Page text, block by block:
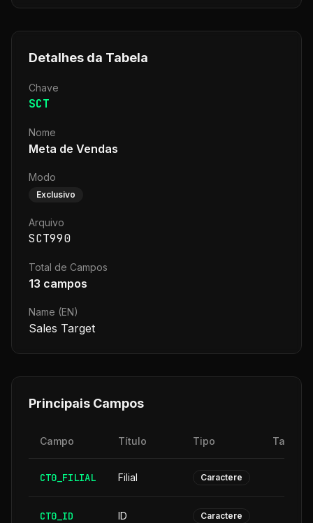
Detalhes da Tabela
Chave
SCT
Nome
Meta de Vendas
Modo
Exclusivo
Arquivo
SCT990
Total de Campos
13 campos
Name (EN)
Sales Target
Principais Campos
Campo Título Tipo
CT0_FILIAL Filial Caractere
CT0_ID ID Caractere